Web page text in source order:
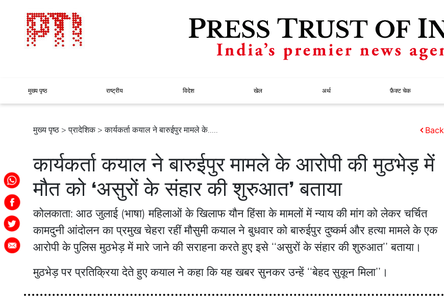
मुख्य पृष्ठ राष्ट्रीय विदेश खेल अर्थ फ़ैक्ट चेक
मुख्य पृष्ठ >प्रादेशिक> कार्यकर्ता कयाल ने बारुईपुर मामले के..... Back
कार्यकर्ता कयाल ने बारुईपुर मामले के आरोपी की मुठभेड़ में
मौत को ‘असुरों के संहार की शुरुआत’ बताया
कोलकाता: आठ जुलाई (भाषा) महिलाओं के खिलाफ यौन हिंसा के मामलों में न्याय की मांग को लेकर चर्चित
कामदुनी आंदोलन का प्रमुख चेहरा रहीं मौसुमी कयाल ने बुधवार को बारुईपुर दुष्कर्म और हत्या मामले के एक
आरोपी के पुलिस मुठभेड़ में मारे जाने की सराहना करते हुए इसे ‘‘असुरों के संहार की शुरुआत’’ बताया।
मुठभेड़ पर प्रतिक्रिया देते हुए कयाल ने कहा कि यह खबर सुनकर उन्हें ‘‘बेहद सुकून मिला’’।